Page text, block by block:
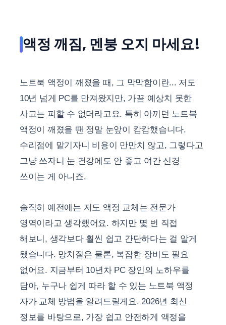
액정 깨짐, 멘붕 오지 마세요!
노트북 액정이 깨졌을 때, 그 막막함이란... 저도
10년 넘게 PC를 만져왔지만, 가끔 예상치 못한
사고는 피할 수 없더라고요. 특히 아끼던 노트북
액정이 깨졌을 땐 정말 눈앞이 캄캄했습니다.
수리점에 맡기자니 비용이 만만치 않고, 그렇다고
그냥 쓰자니 눈 건강에도 안 좋고 여간 신경
쓰이는 게 아니죠.
솔직히 예전에는 저도 액정 교체는 전문가
영역이라고 생각했어요. 하지만 몇 번 직접
해보니, 생각보다 훨씬 쉽고 간단하다는 걸 알게
됐습니다. 망치질은 물론, 복잡한 장비도 필요
없어요. 지금부터 10년차 PC 장인의 노하우를
담아, 누구나 쉽게 따라 할 수 있는 노트북 액정
자가 교체 방법을 알려드릴게요. 2026년 최신
정보를 바탕으로, 가장 쉽고 안전하게 액정을